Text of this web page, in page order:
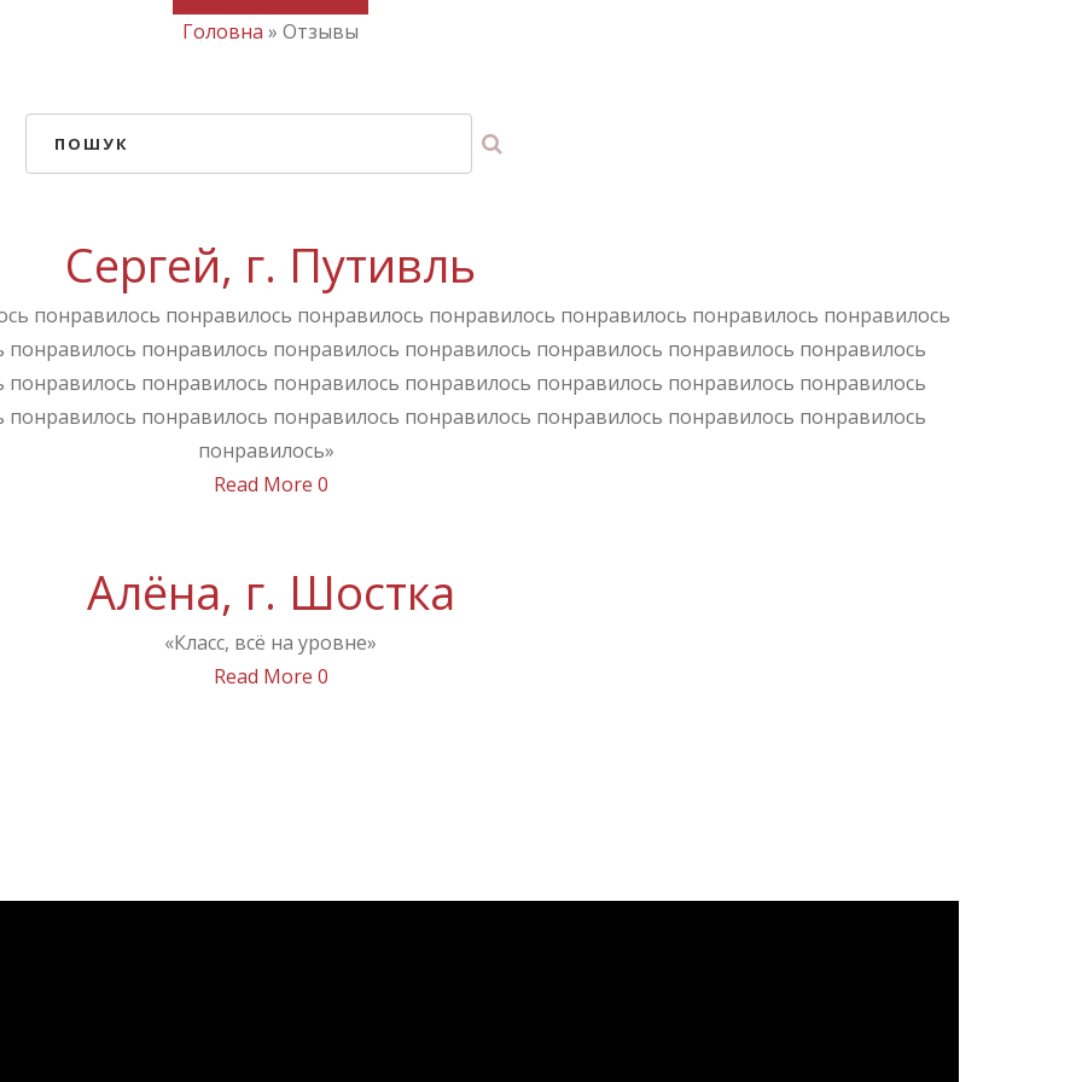
Головна » Отзывы
ПОШУК
Сергей, г. Путивль
понравилось понравилось понравилось понравилось понравилось понравилось понравилось
понравилось понравилось понравилось понравилось понравилось понравилось
понравилось понравилось понравилось понравилось понравилось понравилось
понравилось понравилось понравилось понравилось понравилось понравилось
понравилось»
Read More 0
Алёна, г. Шостка
«Класс, всё на уровне»
Read More 0